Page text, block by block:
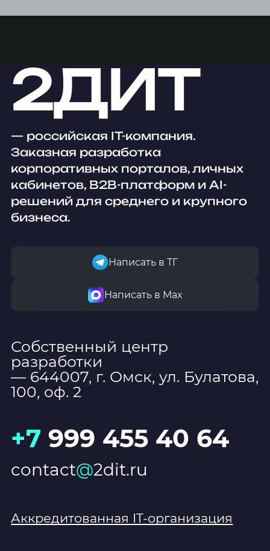
2ДИТ
— российская IT-компания.
Заказная разработка
корпоративных порталов, личных
кабинетов, B2B-платформ и AI-
решений для среднего и крупного
бизнеса.
Написать в ТГ
Написать в Мах
Собственный центр
разработки
— 644007, г. Омск, ул. Булатова,
100, оф. 2
+7 999 455 40 64
contact@2dit.ru
Аккредитованная IT-организация